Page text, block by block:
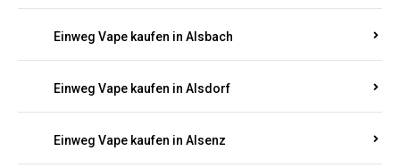
Einweg Vape kaufen in Alsbach
Einweg Vape kaufen in Alsdorf
Einweg Vape kaufen in Alsenz